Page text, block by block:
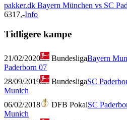
pakker.dk Bayern München vs SC
6317,-Info
Tidligere kampe
21/02/2020 BundesligaBayern
Paderborn 07
28/09/2019
BundesligaSC
Munich
06/02/2018
DFB PokalSC
Munich